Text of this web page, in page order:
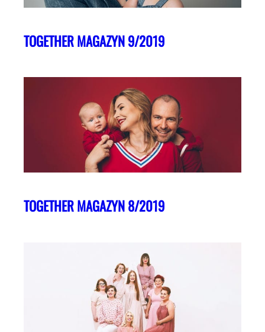
TOGETHER MAGAZYN 9/2019
TOGETHER MAGAZYN 8/2019